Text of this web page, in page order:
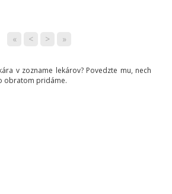
« < > »
v zozname lekárov? Povedzte mu, nech
obratom pridáme.